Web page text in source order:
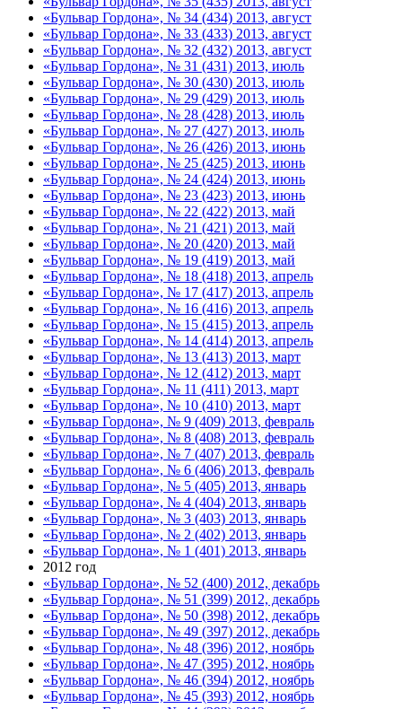
«Бульвар Гордона», № 34 (434) 2013, август
«Бульвар Гордона», № 33 (433) 2013, август
«Бульвар Гордона», № 32 (432) 2013, август
«Бульвар Гордона», № 31 (431) 2013, июль
«Бульвар Гордона», № 30 (430) 2013, июль
«Бульвар Гордона», № 29 (429) 2013, июль
«Бульвар Гордона», № 28 (428) 2013, июль
«Бульвар Гордона», № 27 (427) 2013, июль
«Бульвар Гордона», № 26 (426) 2013, июнь
«Бульвар Гордона», № 25 (425) 2013, июнь
«Бульвар Гордона», № 24 (424) 2013, июнь
«Бульвар Гордона», № 23 (423) 2013, июнь
«Бульвар Гордона», № 22 (422) 2013, май
«Бульвар Гордона», № 21 (421) 2013, май
«Бульвар Гордона», № 20 (420) 2013, май
«Бульвар Гордона», № 19 (419) 2013, май
«Бульвар Гордона», № 18 (418) 2013, апрель
«Бульвар Гордона», № 17 (417) 2013, апрель
«Бульвар Гордона», № 16 (416) 2013, апрель
«Бульвар Гордона», № 15 (415) 2013, апрель
«Бульвар Гордона», № 14 (414) 2013, апрель
«Бульвар Гордона», № 13 (413) 2013, март
«Бульвар Гордона», № 12 (412) 2013, март
«Бульвар Гордона», № 11 (411) 2013, март
«Бульвар Гордона», № 10 (410) 2013, март
«Бульвар Гордона», № 9 (409) 2013, февраль
«Бульвар Гордона», № 8 (408) 2013, февраль
«Бульвар Гордона», № 7 (407) 2013, февраль
«Бульвар Гордона», № 6 (406) 2013, февраль
«Бульвар Гордона», № 5 (405) 2013, январь
«Бульвар Гордона», № 4 (404) 2013, январь
«Бульвар Гордона», № 3 (403) 2013, январь
«Бульвар Гордона», № 2 (402) 2013, январь
«Бульвар Гордона», № 1 (401) 2013, январь
2012 год
«Бульвар Гордона», № 52 (400) 2012, декабрь
«Бульвар Гордона», № 51 (399) 2012, декабрь
«Бульвар Гордона», № 50 (398) 2012, декабрь
«Бульвар Гордона», № 49 (397) 2012, декабрь
«Бульвар Гордона», № 48 (396) 2012, ноябрь
«Бульвар Гордона», № 47 (395) 2012, ноябрь
«Бульвар Гордона», № 46 (394) 2012, ноябрь
«Бульвар Гордона», № 45 (393) 2012, ноябрь